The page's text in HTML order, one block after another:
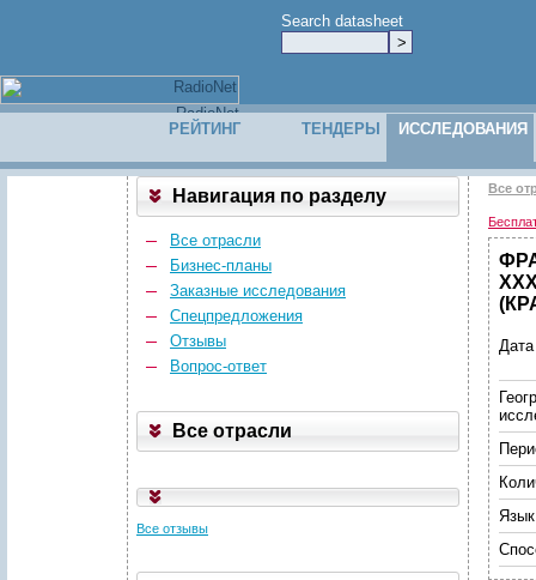
Search datasheet
РЕЙТИНГ ТЕНДЕРЫ ИССЛЕДОВАНИЯ
Навигация по разделу
Все отрасли
Бизнес-планы
Заказные исследования
Спецпредложения
Отзывы
Вопрос-ответ
Все отрасли
Все отзывы
Все